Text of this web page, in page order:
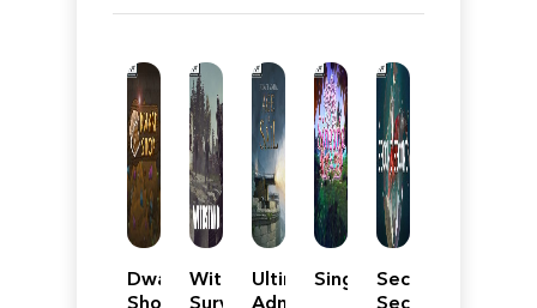
Dwarf
Shop
Withstand:
Survival
Ultimate
Admiral:
SingariaSecond
Second